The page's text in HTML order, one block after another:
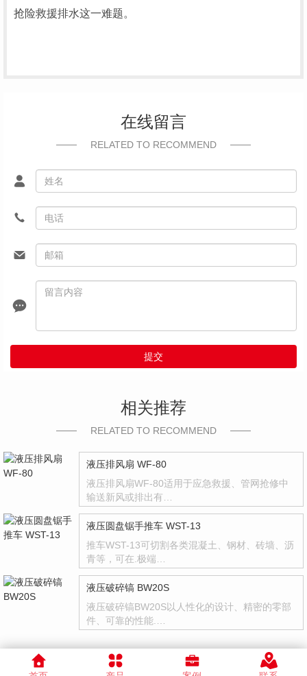
抢险救援排水这一难题。
在线留言
RELATED TO RECOMMEND
提交
相关推荐
RELATED TO RECOMMEND
液压排风扇 WF-80
液压排风扇WF-80适用于应急救援、管网抢修中
输送新风或排出有…
液压圆盘锯手推车 WST-13
推车WST-13可切割各类混凝土、钢材、砖墙、沥
青等，可在.极端…
液压破碎镐 BW20S
液压破碎镐BW20S以人性化的设计、精密的零部
件、可靠的性能.…